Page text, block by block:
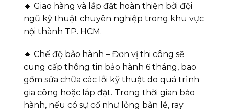
🔹 Giao hàng và lắp đặt hoàn thiện bởi đội
ngũ kỹ thuật chuyên nghiệp trong khu vực
nội thành TP. HCM.
🔹 Chế độ bảo hành – Đơn vị thi công sẽ
cung cấp thông tin bảo hành 6 tháng, bao
gồm sửa chữa các lỗi kỹ thuật do quá trình
gia công hoặc lắp đặt. Trong thời gian bảo
hành, nếu có sự cố như lỏng bản lề, ray